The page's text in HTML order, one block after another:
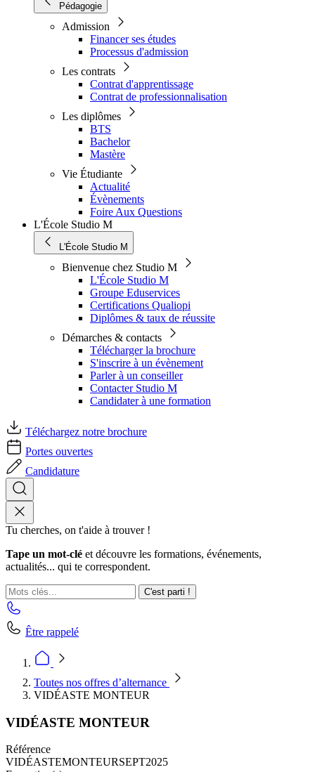
Pédagogie
Admission
Financer ses études
Processus d'admission
Les contrats
Contrat d'apprentissage
Contrat de professionnalisation
Les diplômes
BTS
Bachelor
Mastère
Vie Étudiante
Actualité
Évènements
Foire Aux Questions
L'École Studio M
L'École Studio M
Bienvenue chez Studio M
L'École Studio M
Groupe Eduservices
Certifications Qualiopi
Diplômes & taux de réussite
Démarches & contacts
Télécharger la brochure
S'inscrire à un évènement
Parler à un conseiller
Contacter Studio M
Candidater à une formation
Téléchargez notre brochure
Portes ouvertes
Candidature
Tu cherches, on t'aide à trouver !
Tape un mot-clé et découvre les formations, événements,
actualités... qui te correspondent.
C'est parti !
Être rappelé
Toutes nos offres d’alternance
VIDÉASTE MONTEUR
VIDÉASTE MONTEUR
Référence
VIDÉASTEMONTEURSEPT2025